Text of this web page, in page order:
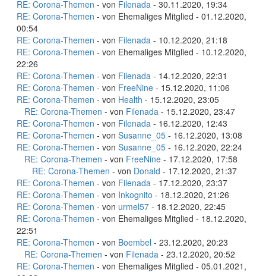
RE: Corona-Themen - von Filenada - 30.11.2020, 19:34
RE: Corona-Themen - von Ehemaliges Mitglied - 01.12.2020,
00:54
RE: Corona-Themen - von Filenada - 10.12.2020, 21:18
RE: Corona-Themen - von Ehemaliges Mitglied - 10.12.2020,
22:26
RE: Corona-Themen - von Filenada - 14.12.2020, 22:31
RE: Corona-Themen - von FreeNine - 15.12.2020, 11:06
RE: Corona-Themen - von Health - 15.12.2020, 23:05
RE: Corona-Themen - von Filenada - 15.12.2020, 23:47
RE: Corona-Themen - von Filenada - 16.12.2020, 12:43
RE: Corona-Themen - von Susanne_05 - 16.12.2020, 13:08
RE: Corona-Themen - von Susanne_05 - 16.12.2020, 22:24
RE: Corona-Themen - von FreeNine - 17.12.2020, 17:58
RE: Corona-Themen - von Donald - 17.12.2020, 21:37
RE: Corona-Themen - von Filenada - 17.12.2020, 23:37
RE: Corona-Themen - von Inkognito - 18.12.2020, 21:26
RE: Corona-Themen - von urmel57 - 18.12.2020, 22:45
RE: Corona-Themen - von Ehemaliges Mitglied - 18.12.2020,
22:51
RE: Corona-Themen - von Boembel - 23.12.2020, 20:23
RE: Corona-Themen - von Filenada - 23.12.2020, 20:52
RE: Corona-Themen - von Ehemaliges Mitglied - 05.01.2021,